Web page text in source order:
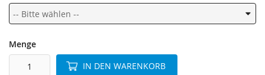
Menge
IN DEN WARENKORB